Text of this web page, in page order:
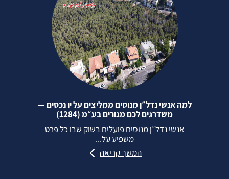
למה אנשי נדל״ן מנוסים ממליצים על יו נכסים —
משדרגים לכם מגורים בע״מ (1284)
אנשי נדל״ן מנוסים פועלים בשוק שבו כל פרט
משפיע על...
המשך קריאה